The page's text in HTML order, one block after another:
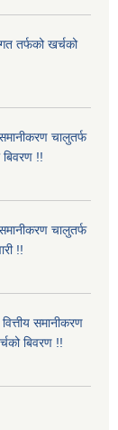
तर्फको खर्चको
चालुतर्फ
बिवरण !!
चालुतर्फ
!!
समानीकरण
बिवरण !!